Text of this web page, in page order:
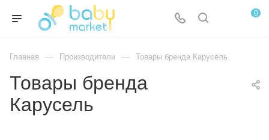
0
Главная — Производители — Товары бренда Карусель
Товары бренда
Карусель